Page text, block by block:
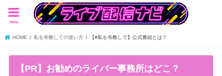
menu
HOME 私を布教しての使い方 【#私を布教して】公式番組とは？
【PR】お勧めのライバー事務所はどこ？